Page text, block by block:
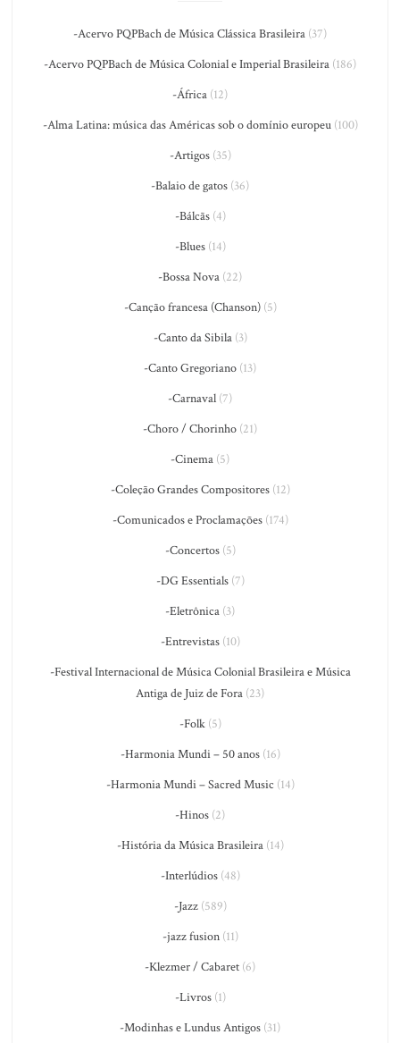
-Acervo PQPBach de Música Clássica Brasileira (37)
-Acervo PQPBach de Música Colonial e Imperial Brasileira (186)
-África (12)
-Alma Latina: música das Américas sob o domínio europeu(100)
-Artigos(35)
-Balaio de gatos (36)
-Bálcãs(4)
-Blues(14)
-Bossa Nova (22)
-Canção francesa (Chanson)(5)
-Canto da Sibila(3)
-Canto Gregoriano (13)
-Carnaval (7)
-Choro / Chorinho (21)
-Cinema (5)
-Coleção Grandes Compositores(12)
-Comunicados e Proclamações(174)
-Concertos(5)
-DG Essentials(7)
-Eletrônica (3)
-Entrevistas(10)
-Festival Internacional de Música Colonial Brasileira e Música
Antiga de Juiz de Fora (23)
-Folk(5)
-Harmonia Mundi – 50 anos(16)
-Harmonia Mundi – Sacred Music (14)
-Hinos (2)
-História da Música Brasileira(14)
-Interlúdios(48)
-Jazz(589)
-jazz fusion(11)
-Klezmer / Cabaret (6)
-Livros(1)
-Modinhas e Lundus Antigos (31)